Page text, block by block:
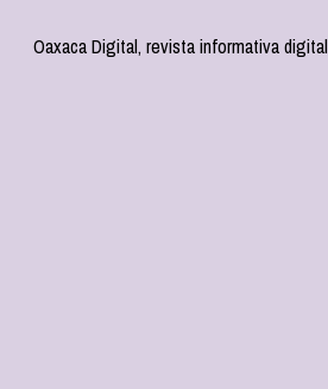
Oaxaca Digital, revista informativa digital